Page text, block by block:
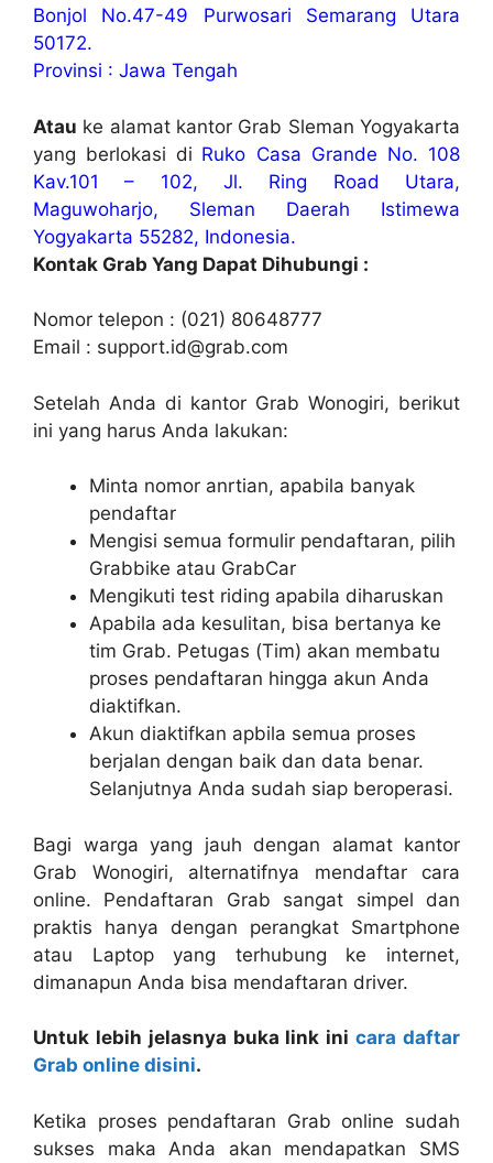
Bonjol No.47-49 Purwosari Semarang Utara
50172.
Provinsi : Jawa Tengah
Atau ke alamat kantor Grab Sleman Yogyakarta
yang berlokasi di Ruko Casa Grande No. 108
Kav.101 – 102, Jl. Ring Road Utara,
Maguwoharjo, Sleman Daerah Istimewa
Yogyakarta 55282, Indonesia.
Kontak Grab Yang Dapat Dihubungi :
Nomor telepon : (021) 80648777
Email : support.id@grab.com
Setelah Anda di kantor Grab Wonogiri, berikut
ini yang harus Anda lakukan:
Minta nomor anrtian, apabila banyak
pendaftar
Mengisi semua formulir pendaftaran, pilih
Grabbike atau GrabCar
Mengikuti test riding apabila diharuskan
Apabila ada kesulitan, bisa bertanya ke
tim Grab. Petugas (Tim) akan membatu
proses pendaftaran hingga akun Anda
diaktifkan.
Akun diaktifkan apbila semua proses
berjalan dengan baik dan data benar.
Selanjutnya Anda sudah siap beroperasi.
Bagi warga yang jauh dengan alamat kantor
Grab Wonogiri, alternatifnya mendaftar cara
online. Pendaftaran Grab sangat simpel dan
praktis hanya dengan perangkat Smartphone
atau Laptop yang terhubung ke internet,
dimanapun Anda bisa mendaftaran driver.
Untuk lebih jelasnya buka link inicara daftar
Grab online disini.
Ketika proses pendaftaran Grab online sudah
sukses maka Anda akan mendapatkan SMS